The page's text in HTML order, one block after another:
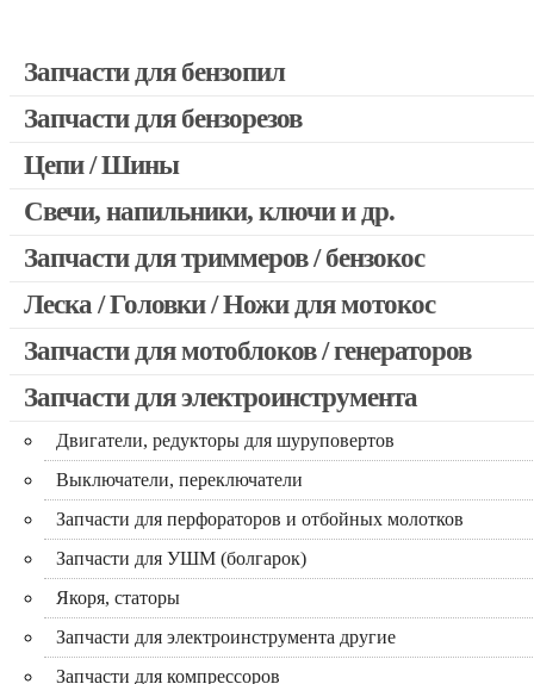
Запчасти для бензопил
Запчасти для бензопил Stihl
Запчасти для бензопил Husqvarna, Partner
Запчасти для бензопил Oleo-mac, Echo и др.
Запчасти для бензорезов
Цепи / Шины
Свечи, напильники, ключи и др.
Запчасти для триммеров / бензокос
Запчасти для Китайских триммеров
Запчасти для мотокос Stihl / Husqvarna / Oleo-mac / Echo и
Леска / Головки / Ножи для мотокос
Запчасти для мотоблоков / генераторов
Запчасти для электроинструмента
Двигатели, редукторы для шуруповертов
Выключатели, переключатели
Запчасти для перфораторов и отбойных молотков
Запчасти для УШМ (болгарок)
Якоря, статоры
Запчасти для электроинструмента другие
Запчасти для компрессоров